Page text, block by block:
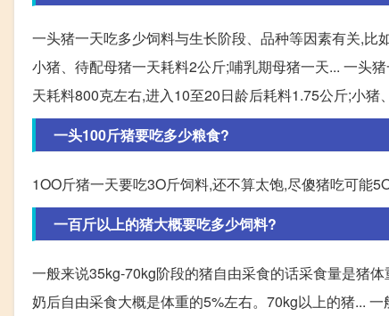
一头猪一天吃多少饲料与生长阶段、品种等因素有关,
小猪、待配母猪一天耗料2公斤;哺乳期母猪一天... 一头
天耗料800克左右,进入10至20日龄后耗料1.75公斤;小猪
一头100斤猪要吃多少粮食?
1OO斤猪一天要吃3O斤饲料,还不算太饱,尽傻猪吃可能
一百斤以上的猪大概要吃多少饲料?
一般来说35kg-70kg阶段的猪自由采食的话采食量是猪
奶后自由采食大概是体重的5%左右。70kg以上的猪...